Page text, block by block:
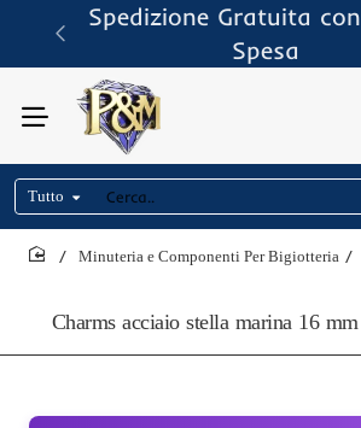
Spedizione Gratuita
Spesa
Tutto
Cerca..
Charms acciaio stella marina 16
Minuteria e Componenti Per Bigiotteria